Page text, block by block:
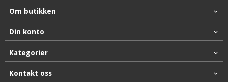
Om butikken
Din konto
Kategorier
Kontakt oss